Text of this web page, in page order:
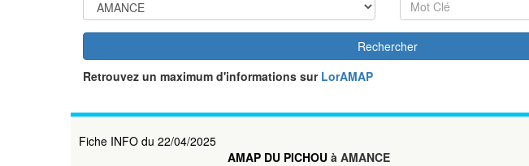
Rechercher
Retrouvez un maximum d'informations sur LorAMAP
Fiche INFO du 22/04/2025
AMAP DU PICHOUà AMANCE